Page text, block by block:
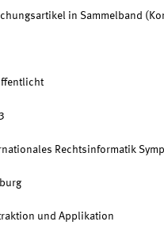
in Sammelband
Rechtsinformatik
und Applikation